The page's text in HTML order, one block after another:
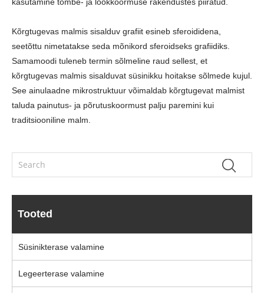
Kõrgtugevas malmis sisalduv grafiit esineb sferoididena,
seetõttu nimetatakse seda mõnikord sferoidseks grafiidiks.
Samamoodi tuleneb termin sõlmeline raud sellest, et
kõrgtugevas malmis sisalduvat süsinikku hoitakse sõlmede kujul.
See ainulaadne mikrostruktuur võimaldab kõrgtugevat malmist
taluda painutus- ja põrutuskoormust palju paremini kui
traditsiooniline malm.
Tooted
Süsinikterase valamine
Legeerterase valamine